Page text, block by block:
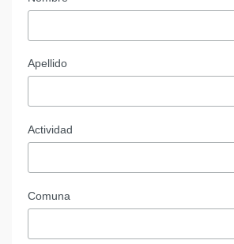
Apellido
Actividad
Comuna